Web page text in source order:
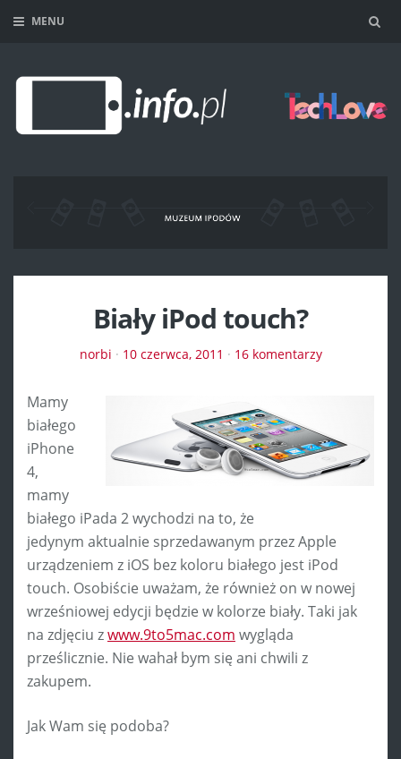
MENU
Biały iPod touch?
norbi · 10 czerwca, 2011 · 16 komentarzy
Mamy
białego
iPhone
4,
mamy
białego iPada 2 wychodzi na to, że
jedynym aktualnie sprzedawanym przez Apple
urządzeniem z iOS bez koloru białego jest iPod
touch. Osobiście uważam, że również on w nowej
wrześniowej edycji będzie w kolorze biały. Taki jak
na zdjęciu zwww.9to5mac.com wygląda
prześlicznie. Nie wahał bym się ani chwili z
zakupem.
Jak Wam się podoba?